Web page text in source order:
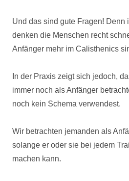
Und das sind gute Fragen! Denn
denken die Menschen recht
Anfänger mehr im Calisthenics
In der Praxis zeigt sich jedoch,
immer noch als Anfänger
noch kein Schema verwendest.
Wir betrachten jemanden als
solange er oder sie bei jedem
machen kann.